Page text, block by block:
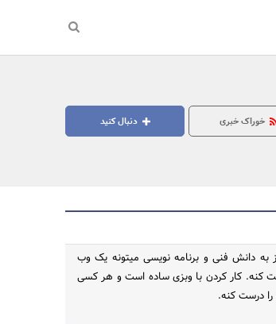
دنبال کنید خوراک خبری
به دانش فنی و برنامه نویسی میتونه یک وب
کار کردن با وبزی ساده است و هر کسی
درست کنه.